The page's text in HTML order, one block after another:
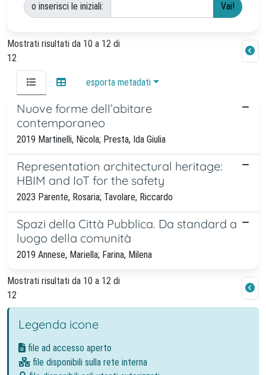
o inserisci le iniziali:
Mostrati risultati da 10 a 12 di
12
esporta metadati
Nuove forme dell’abitare
contemporaneo
2019 Martinelli, Nicola; Presta, Ida Giulia
Representation architectural heritage:
HBIM and IoT for the safety
2023 Parente, Rosaria; Tavolare, Riccardo
Spazi della Città Pubblica. Da standard a
luogo della comunità
2019 Annese, Mariella; Farina, Milena
Mostrati risultati da 10 a 12 di
12
Legenda icone
file ad accesso aperto
file disponibili sulla rete interna